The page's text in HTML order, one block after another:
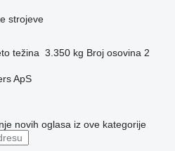
strojeve
težina 3.350 kg Broj osovina 2
ApS
novih oglasa iz ove kategorije